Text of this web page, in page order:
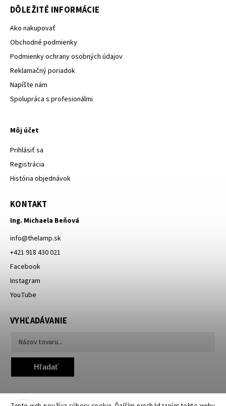
DÔLEŽITÉ INFORMÁCIE
Ako nakupovať
Obchodné podmienky
Podmienky ochrany osobných údajov
Reklamačný poriadok
Napíšte nám
Spolupráca s profesionálmi
Môj účet
Prihlásiť sa
Registrácia
História objednávok
KONTAKT
Ing. Michaela Beňová
info@thelamp.sk
+421 918 430 021
Facebook
Instagram
YouTube
VYHĽADÁVANIE
Hľadať